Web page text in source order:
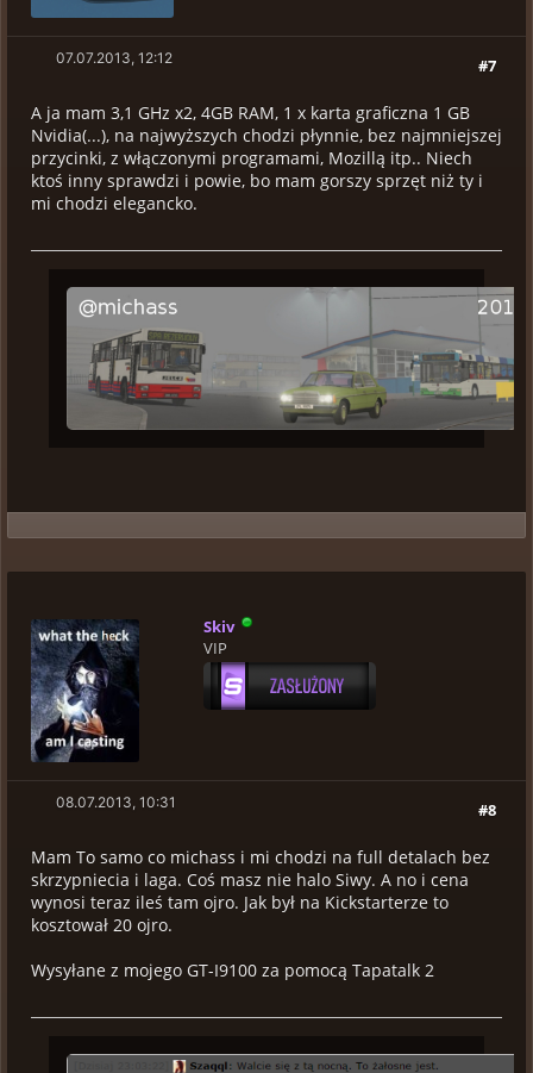
#7
07.07.2013, 12:12
A ja mam 3,1 GHz x2, 4GB RAM, 1 x karta graficzna 1 GB
Nvidia(...), na najwyższych chodzi płynnie, bez najmniejszej
przycinki, z włączonymi programami, Mozillą itp.. Niech
ktoś inny sprawdzi i powie, bo mam gorszy sprzęt niż ty i
mi chodzi elegancko.
Skiv
VIP
#8
08.07.2013, 10:31
Mam To samo co michass i mi chodzi na full detalach bez
skrzypniecia i laga. Coś masz nie halo Siwy. A no i cena
wynosi teraz ileś tam ojro. Jak był na Kickstarterze to
kosztował 20 ojro.
Wysyłane z mojego GT-I9100 za pomocą Tapatalk 2